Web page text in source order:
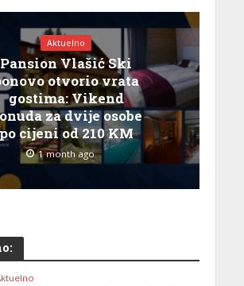
Aktuelno
Pansion Vlašić Ski
otvorio vrata
gostima: Vikend
za dvije osobe
cijeni od 210 KM
1 month ago